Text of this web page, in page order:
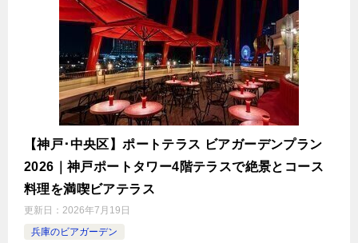
【神戸･中央区】ポートテラス ビアガーデンプラン
2026｜神戸ポートタワー4階テラスで絶景とコース
料理を満喫ビアテラス
更新日： 2026年7月19日
兵庫のビアガーデン